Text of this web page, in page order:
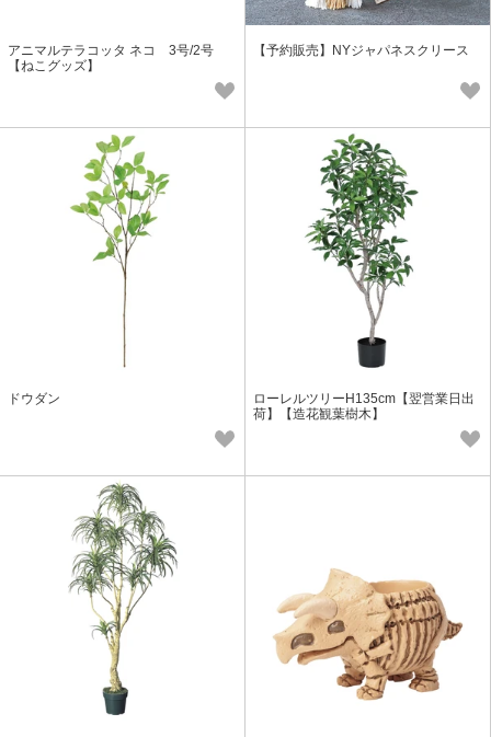
アニマルテラコッタ ネコ 3号/2号
【ねこグッズ】
【予約販売】NYジャパネスクリース
ドウダン
ローレルツリーH135cm【翌営業日出
荷】【造花観葉樹木】